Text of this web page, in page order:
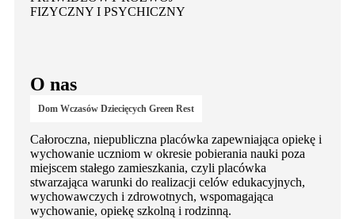
FIZYCZNY I PSYCHICZNY
O nas
Dom Wczasów Dziecięcych Green Rest
Całoroczna, niepubliczna placówka zapewniająca opiekę i
wychowanie uczniom w okresie pobierania nauki poza
miejscem stałego zamieszkania, czyli placówka
stwarzająca warunki do realizacji celów edukacyjnych,
wychowawczych i zdrowotnych, wspomagająca
wychowanie, opiekę szkolną i rodzinną.